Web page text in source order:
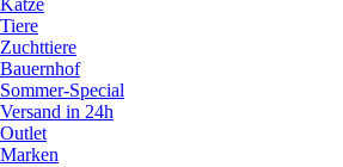
Katze
Tiere
Zuchttiere
Bauernhof
Sommer-Special
Versand in 24h
Outlet
Marken